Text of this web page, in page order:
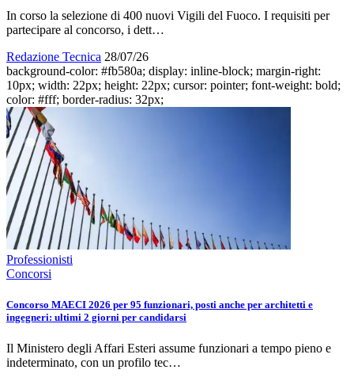
In corso la selezione di 400 nuovi Vigili del Fuoco. I requisiti per
partecipare al concorso, i dett…
Redazione Tecnica 28/07/26
background-color: #fb580a; display: inline-block; margin-right:
10px; width: 22px; height: 22px; cursor: pointer; font-weight: bold;
color: #fff; border-radius: 32px;
Professionisti
Concorsi
Concorso MAECI 2026 per 95 funzionari, posti anche per architetti e
ingegneri: ultimi 2 giorni per candidarsi
Il Ministero degli Affari Esteri assume funzionari a tempo pieno e
indeterminato, con un profilo tec…